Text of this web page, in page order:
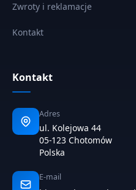
Zwroty i reklamacje
Kontakt
Kontakt
Adres
ul. Kolejowa 44
05-123 Chotomów
Polska
E-mail